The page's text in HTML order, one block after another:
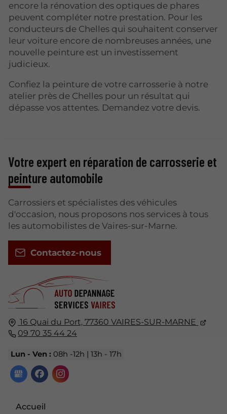
encore la rénovation des optiques de phares
peuvent compléter notre prestation. Pour les
conducteurs de Chelles qui souhaitent conserver
leur voiture encore de nombreuses années, une
nouvelle peinture est un investissement
judicieux.
Confiez la peinture de votre carrosserie à notre
atelier près de Chelles pour un résultat qui
dépasse vos attentes. Demandez votre devis.
16 Quai du Port,77360 VAIRES-SUR-MARNE
09 70 35 44 24
Lun - Ven : 08h -12h | 13h - 17h
Accueil
Votre expert en réparation de carrosserie et
peinture automobile
Carrossiers et spécialistes des véhicules
d'occasion, nous proposons nos services à tous
les automobilistes de Vaires-sur-Marne.
Contactez-nous